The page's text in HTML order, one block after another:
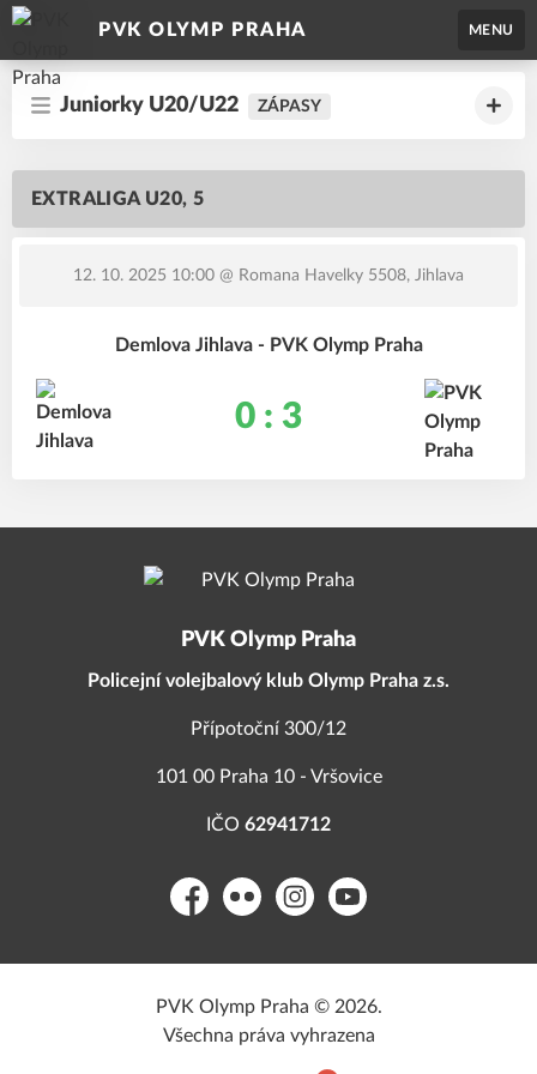
PVK OLYMP PRAHA MENU
Juniorky U20/U22 ZÁPASY
EXTRALIGA U20, 5
12. 10. 2025 10:00 @ Romana Havelky 5508, Jihlava
Demlova Jihlava - PVK Olymp Praha
0 : 3
PVK Olymp Praha
Policejní volejbalový klub Olymp Praha z.s.
Přípotoční 300/12
101 00 Praha 10 - Vršovice
IČO 62941712
FacebookFlickr InstagramYouTube
PVK Olymp Praha © 2026.
Všechna práva vyhrazena